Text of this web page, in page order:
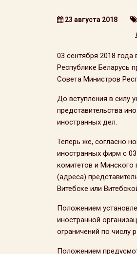
23 августа 2018
03 сентября 2018
Республике Беларусь
Совета Министров
До вступления в силу
представительства
иностранных дел.
Теперь же, согласно
иностранных фирм с
комитетов и Минского
(адреса)
Витебске или
Положением
иностранной
ограничений по числу
Положением